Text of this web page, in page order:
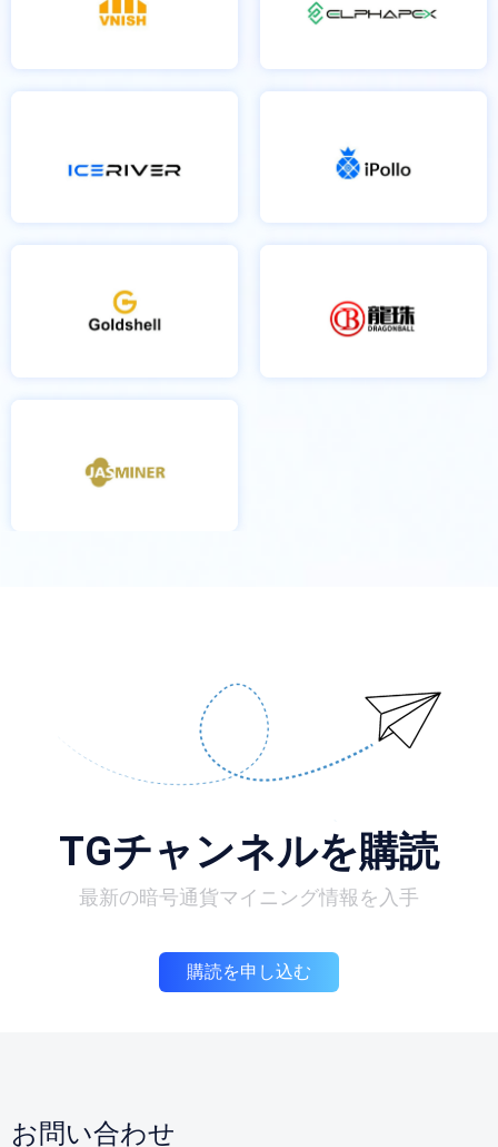
TGチャンネルを購読
最新の暗号通貨マイニング情報を入手
購読を申し込む
お問い合わせ